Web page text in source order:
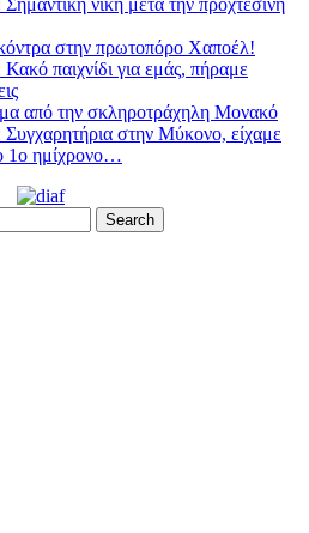
κόντρα στην πρωτοπόρο Χαποέλ!
παιχνίδι για εμάς, πήραμε
από την σκληροτράχηλη Μονακό
στην Μύκονο, είχαμε
1ο ημίχρονο…